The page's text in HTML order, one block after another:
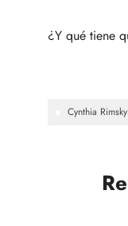
¿Y qué tiene
Cynthia Rimsky